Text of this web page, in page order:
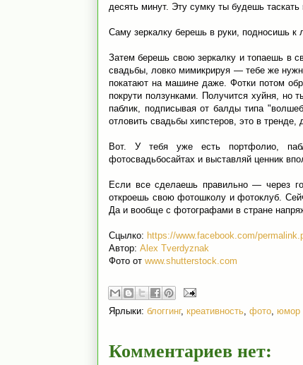
десять минут. Эту сумку ты будешь таскать
Саму зеркалку берешь в руки, подносишь к
Затем берешь свою зеркалку и топаешь в
свадьбы, ловко мимикрируя — тебе же
покатают на машине даже. Фотки потом
покрути ползунками. Получится хуйня, но
паблик, подписывая от балды типа
отловить свадьбы хипстеров, это в тренде,
Вот. У тебя уже есть портфолио,
фотосвадьбосайтах и выставляй ценник
Если все сделаешь правильно — через
откроешь свою фотошколу и фотоклуб.
Да и вообще с фотографами в стране
Сцылко: https://www.facebook.com/
Автор: Alex Tverdyznak
Фото от www.shutterstock.com
Ярлыки: блоггинг, креативность фото юмор
Комментариев нет: